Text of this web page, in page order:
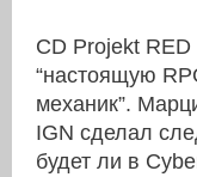
CD Projekt
“настоящую
механик”.
IGN сделал
будет ли в